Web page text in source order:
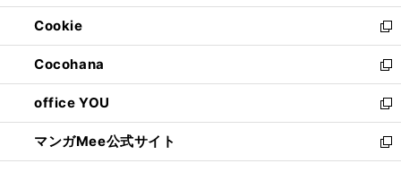
開
く
ウ
で
開
く
ン
ド
ウ
で
開
く
ウ
ィ
ン
ド
ウ
で
開
く
Cookie
新
し
い
ウ
ィ
ン
ド
ウ
Cocohana
新
し
い
ウ
ィ
ン
office YOU
新
し
い
ウ
マンガMee公式サイト
新
し